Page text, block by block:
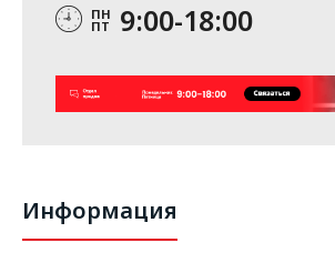
ПН
ПТ 9:00-18:00
Информация